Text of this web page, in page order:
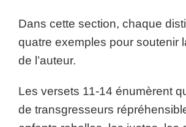
Dans cette section, chaque
quatre exemples pour soutenir
de l’auteur.
Les versets 11-14 énumèrent
de transgresseurs